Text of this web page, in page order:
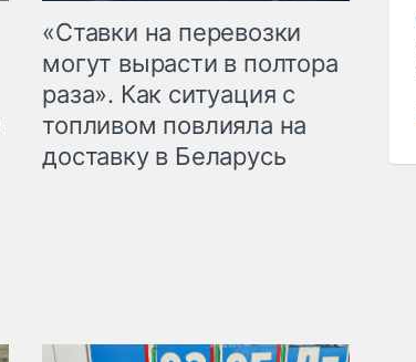
«Ставки на перевозки
могут вырасти в полтора
раза». Как ситуация с
топливом повлияла на
доставку в Беларусь